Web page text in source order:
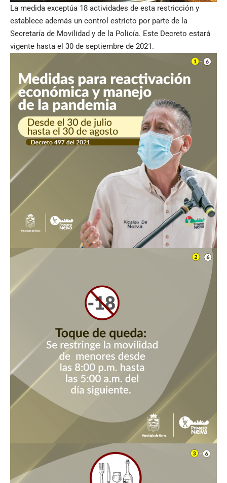
La medida exceptúa 18 actividades de esta restricción y
establece además un control estricto por parte de la
Secretaría de Movilidad y de la Policía. Este Decreto estará
vigente hasta el 30 de septiembre de 2021.